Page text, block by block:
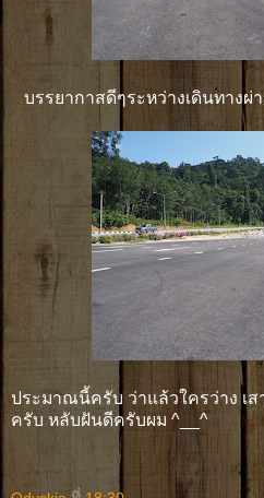
บรรยากาสดีๆระหว่างเดินทางผ่
ประมาณนี้ครับ ว่าแล้วใครว่าง เส
ครับ หลับฝันดีครับผม ^__^